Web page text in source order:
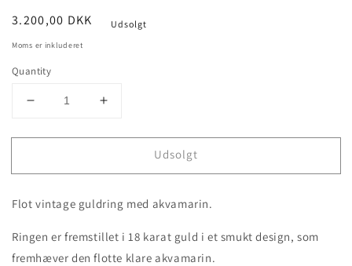
Pris
3.200,00 DKK Udsolgt
Moms er inkluderet
Quantity
Decrease
for
18
guldring
akvamarin
Increase
for
18
guldring
akvamarin
Udsolgt
Flot vintage guldring med akvamarin.
Ringen er fremstillet i 18 karat guld i et smukt design, som
fremhæver den flotte klare akvamarin.